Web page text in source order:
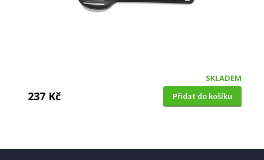
SKLADEM
237 Kč Přidat do košíku
Kela KL-12627 s otvory Tom silikon černá